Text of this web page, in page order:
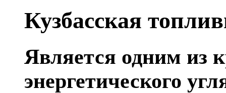
Кузбасская
Является одним из
энергетического